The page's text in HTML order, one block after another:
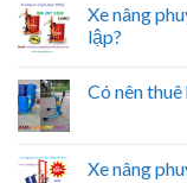
Xe nâng
lập?
Có nên thuê
Xe nâng